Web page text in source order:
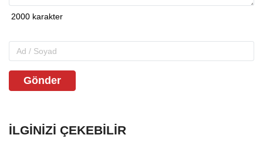
Gönder
İLGINIZI ÇEKEBILIR